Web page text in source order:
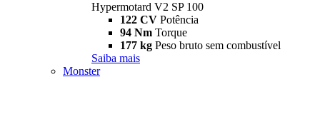
Hypermotard V2 SP 100
122 CV Potência
94 Nm Torque
177 kg Peso bruto sem combustível
Saiba mais
Monster